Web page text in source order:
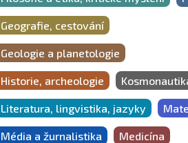
Geografie, cestování
Geologie a planetologie
Historie, archeologie
Literatura, lingvistika, jazyky
Média a žurnalistika Medicína